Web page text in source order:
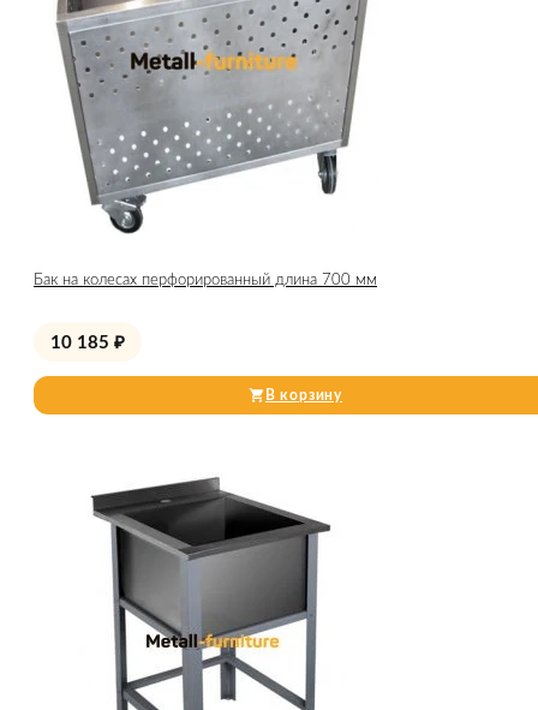
Бак на колесах перфорированный длина 700 мм
10 185 ₽
В корзину